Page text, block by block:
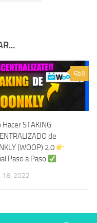
0
Hacer STAKING
de
(WOOP) 2.0
Paso a Paso
18, 2022